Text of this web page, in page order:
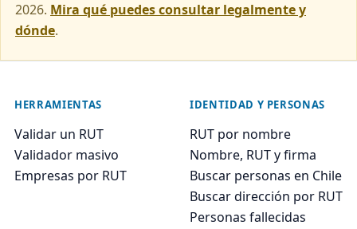
2026. Mira qué puedes consultar legalmente y
dónde.
HERRAMIENTAS
Validar un RUT
Validador masivo
Empresas por RUT
IDENTIDAD Y PERSONAS
RUT por nombre
Nombre, RUT y firma
Buscar personas en Chile
Buscar dirección por RUT
Personas fallecidas